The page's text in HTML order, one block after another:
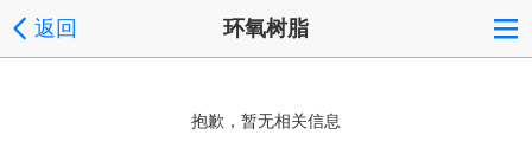
返回 环氧树脂
抱歉，暂无相关信息